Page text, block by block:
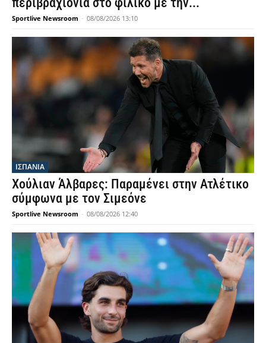
Sportlive Newsroom - 08/08/2026 13:10
ΙΣΠΑΝΙΑ
Χούλιαν Άλβαρες: Παραμένει στην Ατλέτικο
σύμφωνα με τον Σιμεόνε
Sportlive Newsroom - 08/08/2026 12:40